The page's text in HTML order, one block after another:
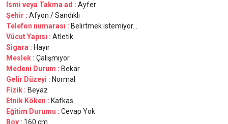
İsmi veya Takma ad : Ayfer
Şehir : Afyon / Sandıklı
Telefon numarası : Belirtmek istemiyor...
Vücut Yapısı : Atletik
Sigara : Hayır
Meslek : Çalışmıyor
Medeni Durum : Bekar
Gelir Düzeyi : Normal
Fizik : Beyaz
Etnik Köken : Kafkas
Eğitim Durumu : Cevap Yok
Boy : 160.cm